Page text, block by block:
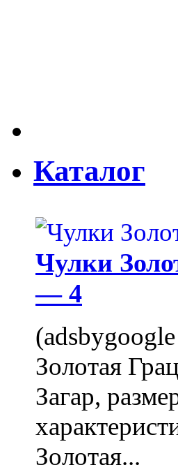
Каталог
Чулки
— 4
Золотая
Загар,
Золотая...